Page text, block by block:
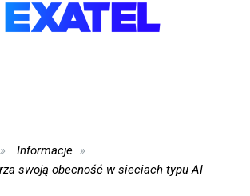
Informacje
swoją obecność w sieciach typu AI